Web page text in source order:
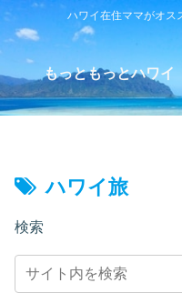
ハワイ在住ママがオス
もっともっとハワ
ハワイ旅
検索